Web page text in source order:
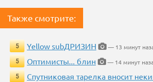
Также смотрите:
5 Yellow subДРИЗИН
— 13 минут
5
Оптимисты... блин
— 14 минут
5
Спутниковая тарелка вносит